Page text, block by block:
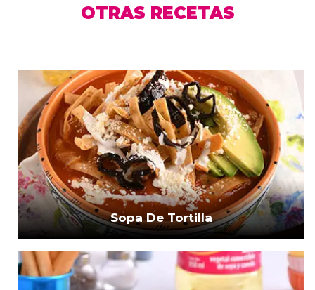
OTRAS RECETAS
Sopa De Tortilla